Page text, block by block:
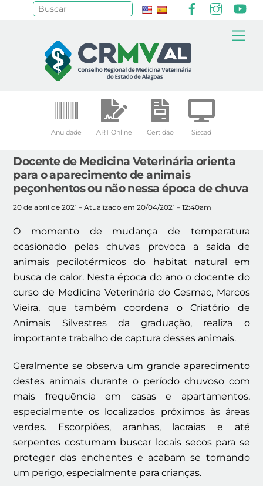
Anuidade ART Online Certidão Siscad
Docente de Medicina Veterinária orienta
para o aparecimento de animais
peçonhentos ou não nessa época de chuva
20 de abril de 2021 – Atualizado em 20/04/2021 – 12:40am
O momento de mudança de temperatura
ocasionado pelas chuvas provoca a saída de
animais pecilotérmicos do habitat natural em
busca de calor. Nesta época do ano o docente do
curso de Medicina Veterinária do Cesmac, Marcos
Vieira, que também coordena o Criatório de
Animais Silvestres da graduação, realiza o
importante trabalho de captura desses animais.
Geralmente se observa um grande aparecimento
destes animais durante o período chuvoso com
mais frequência em casas e apartamentos,
especialmente os localizados próximos às áreas
verdes. Escorpiões, aranhas, lacraias e até
serpentes costumam buscar locais secos para se
proteger das enchentes e acabam se tornando
um perigo, especialmente para crianças.